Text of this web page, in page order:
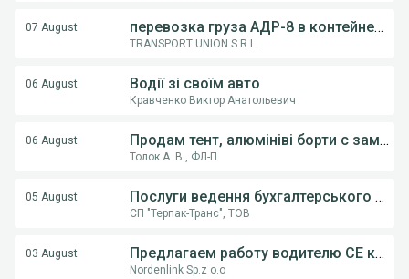
07 August перевозка груза АДР-8 в контейнерах из Румынии в Украину
TRANSPORT UNION S.R.L.
06 August Водії зі своїм авто
Кравченко Виктор Анатольевич
06 August Продам тент, алюмініві борти с замками, на напівпричіпи KOGEL, Krona.
Толок А. В., ФЛ-П
05 August Послуги ведення бухгалтерського обліку ФОП,ТОВ
СП "Терпак-Транс", ТОВ
03 August Предлагаем работу водителю СE категории на грузовом автовозе
Nordenlink Sp.z o.o